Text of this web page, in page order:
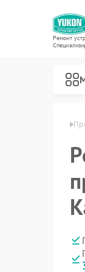
Ремонт
Yukon в Казани